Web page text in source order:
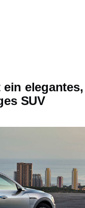
elegantes,
SUV